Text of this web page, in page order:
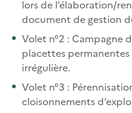
lors de l’élaboration/
document de gestion
Volet n°2 : Campagne
placettes
irrégulière.
Volet n°3 :
cloisonnements